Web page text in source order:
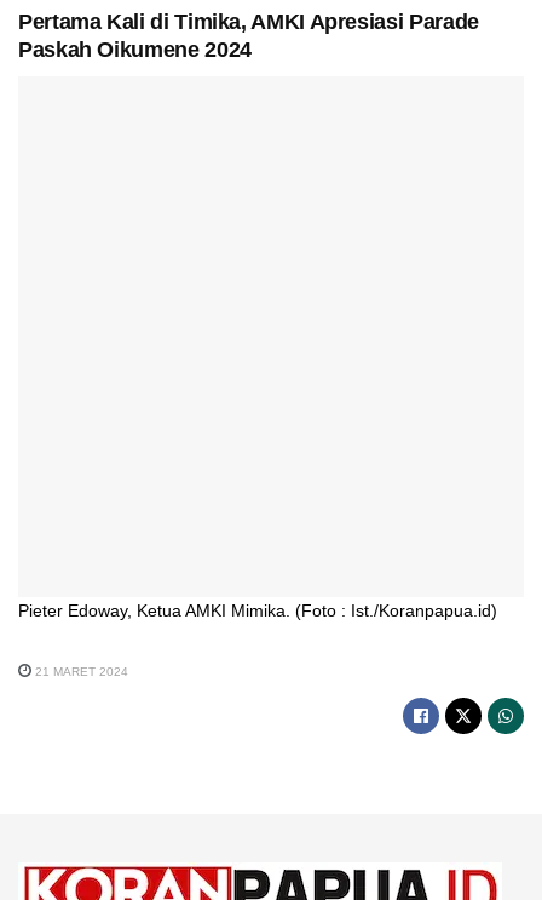
Pertama Kali di Timika, AMKI Apresiasi Parade
Paskah Oikumene 2024
Pieter Edoway, Ketua AMKI Mimika. (Foto : Ist./Koranpapua.id)
21 MARET 2024